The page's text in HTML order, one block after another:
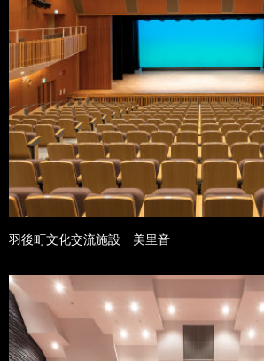
羽後町文化交流施設 美里音